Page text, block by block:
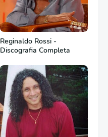
Reginaldo Rossi -
Discografia Completa